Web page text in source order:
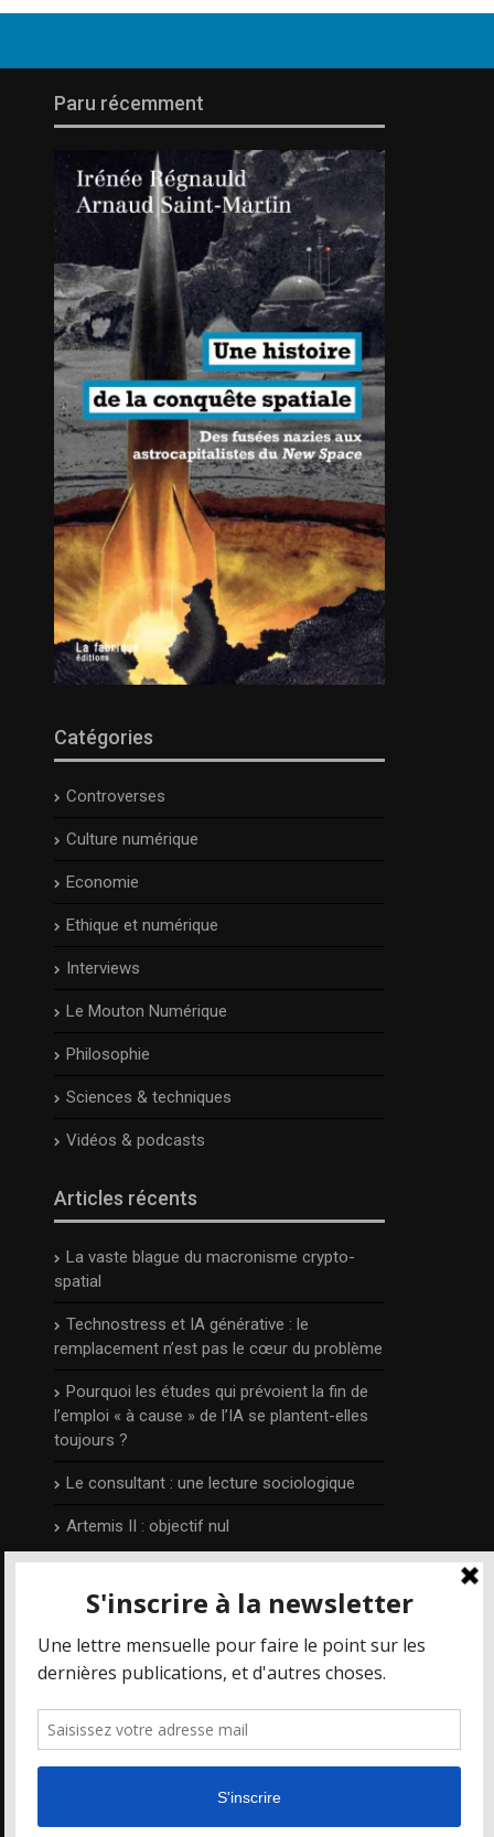
Paru récemment
Catégories
Controverses
Culture numérique
Economie
Ethique et numérique
Interviews
Le Mouton Numérique
Philosophie
Sciences & techniques
Vidéos & podcasts
Articles récents
La vaste blague du macronisme crypto-
spatial
Technostress et IA générative : le
remplacement n’est pas le cœur du problème
Pourquoi les études qui prévoient la fin de
l’emploi « à cause » de l’IA se plantent-elles
toujours ?
Le consultant : une lecture sociologique
Artemis II : objectif nul
Publié et édité par Irénée Régnauld,Mais où
va le web ?est un blog qui prend part aux
nouvelles technologies et le numérique en
particulier, depuis 2014.